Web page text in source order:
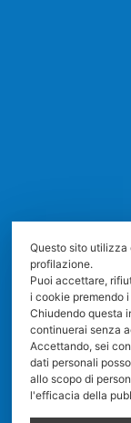
dal
Questo sito
profilazione.
Puoi accettare,
i cookie premendo
Chiudendo questa
continuerai senza
Accettando, sei
dati personali
allo scopo di
l'efficacia della